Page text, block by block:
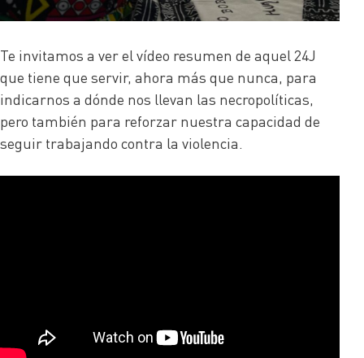
Te invitamos a ver el vídeo resumen de aquel 24J
que tiene que servir, ahora más que nunca, para
indicarnos a dónde nos llevan las necropolíticas,
pero también para reforzar nuestra capacidad de
seguir trabajando contra la violencia.